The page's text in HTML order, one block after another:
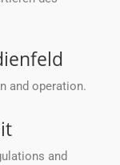
and operation.
and